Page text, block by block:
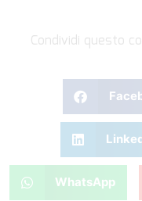
Condividi questo
WhatsApp